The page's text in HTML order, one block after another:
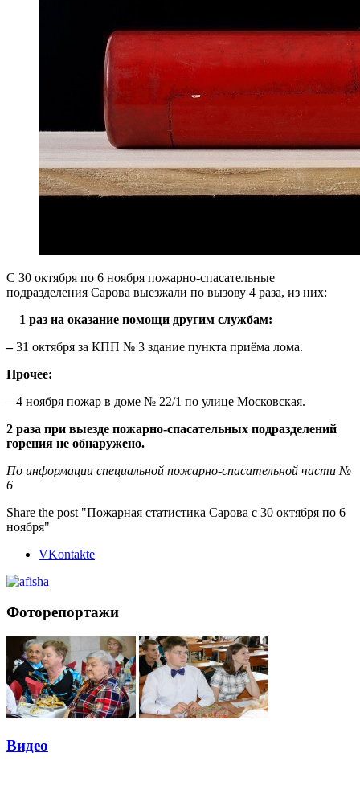
С 30 октября по 6 ноября пожарно-спасательные
подразделения Сарова выезжали по вызову 4 раза, из них:
1 раз на оказание помощи другим службам:
–31 октября за КПП № 3 здание пункта приёма лома.
Прочее:
– 4 ноября пожар в доме № 22/1 по улице Московская.
2 раза при выезде пожарно-спасательных подразделений
горения не обнаружено.
По информации специальной пожарно-спасательной части №
6
Share the post "Пожарная статистика Сарова с 30 октября по 6
ноября"
VKontakte
Фоторепортажи
Видео